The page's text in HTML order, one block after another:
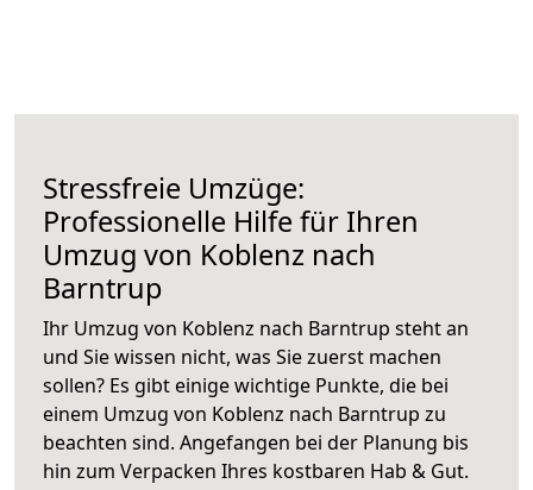
Stressfreie Umzüge:
Professionelle Hilfe für Ihren
Umzug von Koblenz nach
Barntrup
Ihr Umzug von Koblenz nach Barntrup steht an
und Sie wissen nicht, was Sie zuerst machen
sollen? Es gibt einige wichtige Punkte, die bei
einem Umzug von Koblenz nach Barntrup zu
beachten sind. Angefangen bei der Planung bis
hin zum Verpacken Ihres kostbaren Hab & Gut.